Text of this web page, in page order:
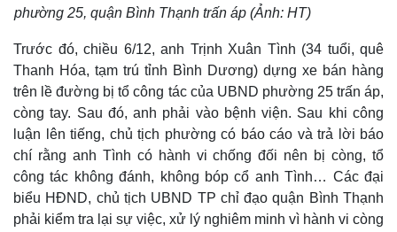
phường 25, quận Bình Thạnh trấn áp (Ảnh: HT)
Trước đó, chiều 6/12, anh Trịnh Xuân Tình (34 tuổi, quê
Thanh Hóa, tạm trú tỉnh Bình Dương) dựng xe bán hàng
trên lề đường bị tổ công tác của UBND phường 25 trấn áp,
còng tay. Sau đó, anh phải vào bệnh viện. Sau khi công
luận lên tiếng, chủ tịch phường có báo cáo và trả lời báo
chí rằng anh Tình có hành vi chống đối nên bị còng, tổ
công tác không đánh, không bóp cổ anh Tình… Các đại
biểu HĐND, chủ tịch UBND TP chỉ đạo quận Bình Thạnh
phải kiểm tra lại sự việc, xử lý nghiêm minh vì hành vi còng